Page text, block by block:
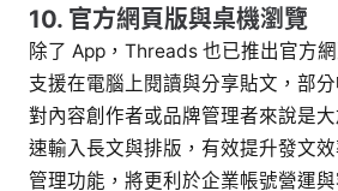
10. 官方網頁版與桌機瀏覽
除了 App，Threads 也已推出官方
支援在電腦上閱讀與分享貼文，部
對內容創作者或品牌管理者來說是
速輸入長文與排版，有效提升發文
管理功能，將更利於企業帳號營運與